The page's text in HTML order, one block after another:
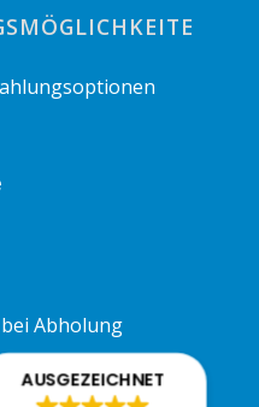
AUSGEZEICHNET
Abholung